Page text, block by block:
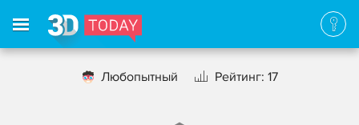
Любопытный Рейтинг: 17